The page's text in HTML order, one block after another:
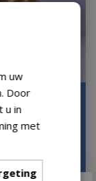
kya
darkroast
uw
Door
u in
met